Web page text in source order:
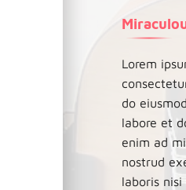
Lorem
do
labore et
enim ad
nostrud
laboris